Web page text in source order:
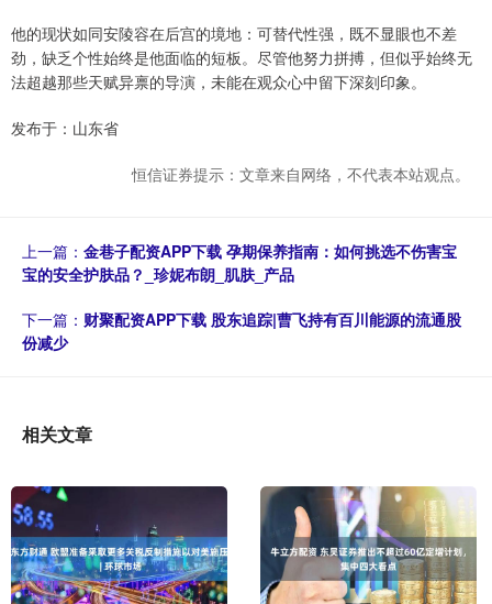
他的现状如同安陵容在后宫的境地：可替代性强，既不显眼也不差
劲，缺乏个性始终是他面临的短板。尽管他努力拼搏，但似乎始终无
法超越那些天赋异禀的导演，未能在观众心中留下深刻印象。
发布于：山东省
恒信证券提示：文章来自网络，不代表本站观点。
上一篇： 金巷子配资APP下载 孕期保养指南：如何挑选不伤害宝
宝的安全护肤品？_珍妮布朗_肌肤_产品
下一篇： 财聚配资APP下载 股东追踪|曹飞持有百川能源的流通股
份减少
相关文章